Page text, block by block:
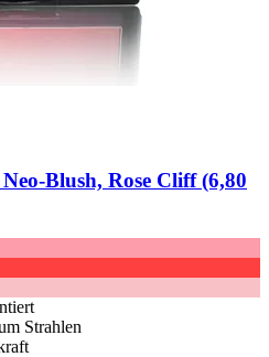
​Blush, Rose Cliff (6,80
Strahlen